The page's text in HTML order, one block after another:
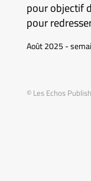
pour objectif
pour
Août 2025 -
© Les Echos